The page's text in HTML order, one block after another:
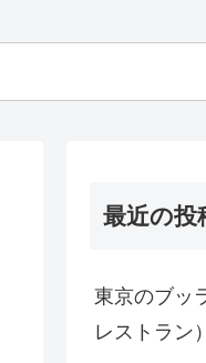
最近の投
東京のブッ
レストラン